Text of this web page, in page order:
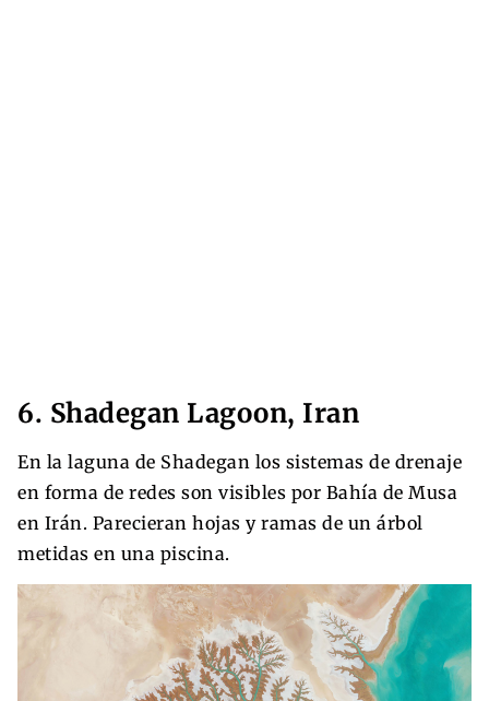
6. Shadegan Lagoon, Iran
En la laguna de Shadegan los sistemas de drenaje
en forma de redes son visibles por Bahía de Musa
en Irán. Parecieran hojas y ramas de un árbol
metidas en una piscina.